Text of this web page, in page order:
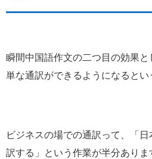
瞬間中国語作文の二つ目の効果
単な通訳ができるようになるとい
ビジネスの場での通訳って、「
訳する」という作業が半分ありま